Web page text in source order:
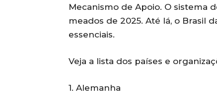
Mecanismo de Apoio. O sistema
meados de 2025. Até lá, o Brasil
essenciais.
Veja a lista dos países e
1. Alemanha